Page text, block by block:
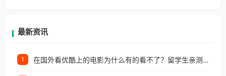
最新资讯
1 在国外看优酷上的电影为什么有的看不了？留学生亲测有效的回国加速方案